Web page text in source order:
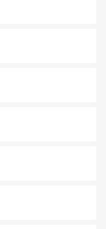
める外せないスポット